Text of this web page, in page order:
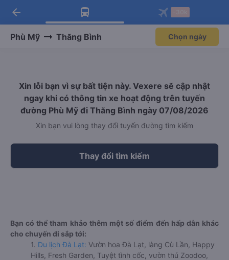
Tải app Vexere ngay!
Nhận ưu đãi thành viên độc
Mở app
Tải app Vexere
-30k/ghế khi đặt vé máy bay qua
Mở app
arrow_back
Phù Mỹ Thăng Bình Chọn ngày
Xin lỗi bạn vì sự bất tiện này. Vexere sẽ cập nhật
ngay khi có thông tin xe hoạt động trên tuyến
đường Phù Mỹ đi Thăng Bình ngày 07/08/2026
Xin bạn vui lòng thay đổi tuyến đường tìm kiếm
Thay đổi tìm kiếm
Bạn có thể tham khảo thêm một số điểm đến hấp dẫn khác
cho chuyến đi sắp tới:
1. Du lịch Đà Lạt: Vườn hoa Đà Lạt, làng Cù Lần, Happy
Hills, Fresh Garden, Tuyệt tình cốc, vườn thú Zoodoo,